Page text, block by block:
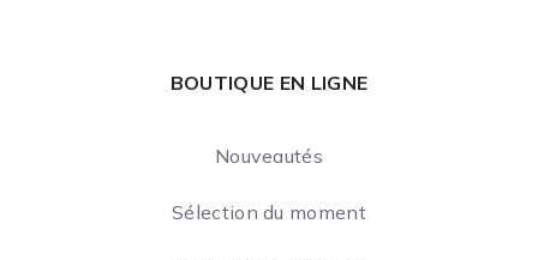
BOUTIQUE EN LIGNE
Nouveautés
Sélection du moment